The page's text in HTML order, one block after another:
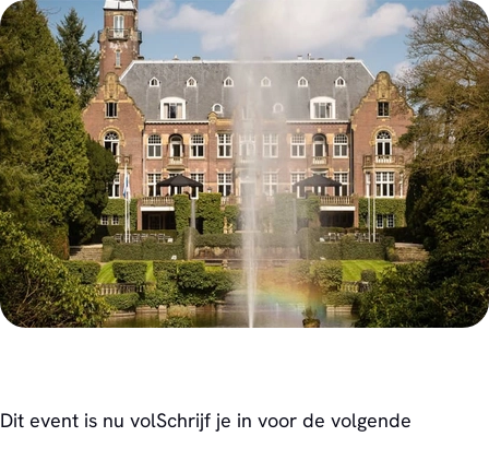
Dit event is nu volSchrijf je in voor de volgende